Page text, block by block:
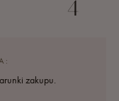
4
zakupu.